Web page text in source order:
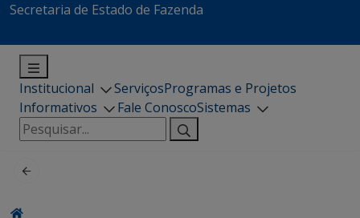
Secretaria de Estado de Fazenda
Institucional ServiçosProgramas e Projetos
Informativos
Fale ConoscoSistemas
Pesquisar
por: